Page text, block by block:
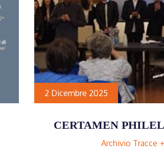
2 Dicembre 2025
CERTAMEN
Archivio Tracce